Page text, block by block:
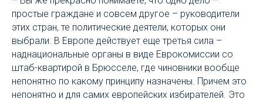
простые граждане и совсем другое – руководители
этих стран, те политические деятели, которых они
выбрали. В Европе действует еще третья сила –
наднациональные органы в виде Еврокомиссии со
штаб-квартирой в Брюсселе, где чиновники вообще
непонятно по какому принципу назначены. Причем это
непонятно и для самих европейских избирателей. Это